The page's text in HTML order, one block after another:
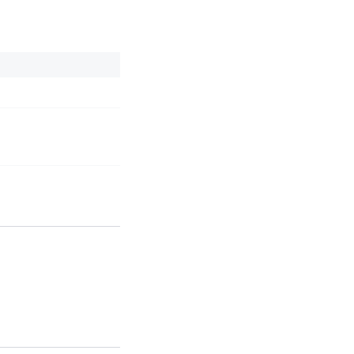
8
넥센타이어, ‘폭염